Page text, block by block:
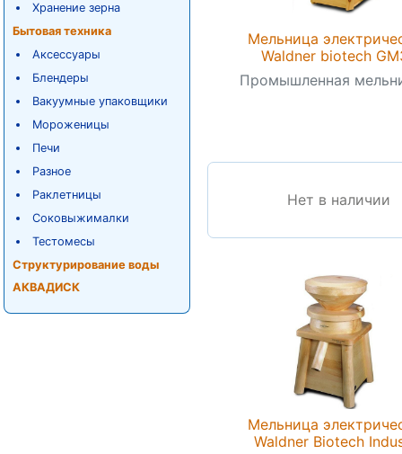
Хранение зерна
Бытовая техника
Аксессуары
Блендеры
Вакуумные упаковщики
Мороженицы
Печи
Разное
Раклетницы
Соковыжималки
Тестомесы
Структурирование воды
АКВАДИСК
Мельница
Waldner biotech
Промышленная
Нет в наличии
Мельница
Waldner Biotech